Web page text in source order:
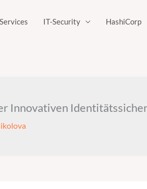
IT-Security HashiCorp
Innovativen